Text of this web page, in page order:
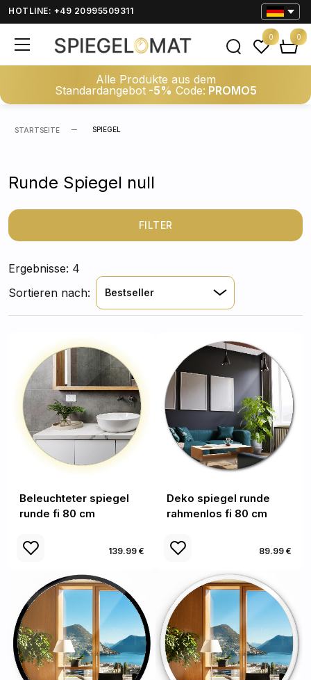
HOTLINE: +49 20995509311
Alle Produkte aus dem
Standardangebot-5% Code: PROMO5
0 0
STARTSEITE SPIEGEL
Runde Spiegel null
FILTER
Ergebnisse: 4
Sortieren nach:
Bestseller
Beleuchteter spiegel
runde fi 80 cm
139.99 €
Deko spiegel runde
rahmenlos fi 80 cm
89.99 €